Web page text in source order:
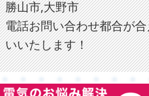
勝山市,大野市
電話お問い合わせ都合が
いいたします！